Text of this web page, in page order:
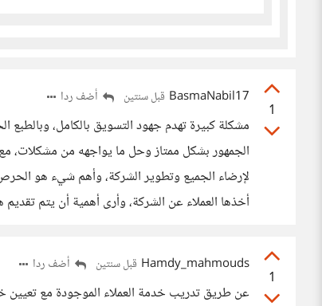
1
BasmaNabil17 قبل سنتين أضف ردا
مشكلة كبيرة تهدم جهود التسويق بالكامل،
الجمهور بشكل ممتاز وحل ما يواجهه من مشكلات،
لإرضاء الجميع وتطوير الشركة، وأهم شيء هو
أخذها العملاء عن الشركة، وأرى أهمية أن يتم
1
Hamdy_mahmouds قبل سنتين أضف ردا
عن طريق تدريب خدمة العملاء الموجودة مع تعيين